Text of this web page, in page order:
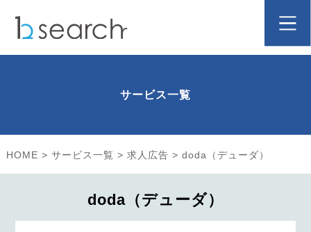
サービス一覧
HOME > サービス一覧 > 求人広告 > doda（デューダ）
doda（デューダ）